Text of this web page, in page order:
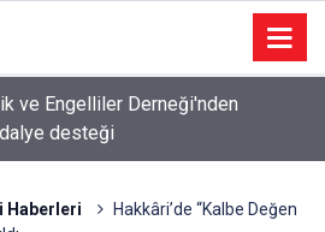
ve Engelliler Derneği'nden
desteği
Haberleri
Hakkâri’de “Kalbe Değen